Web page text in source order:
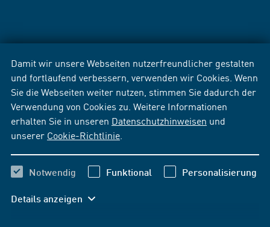
Damit wir unsere Webseiten nutzerfreundlicher gestalten
und fortlaufend verbessern, verwenden wir Cookies. Wenn
Sie die Webseiten weiter nutzen, stimmen Sie dadurch der
Verwendung von Cookies zu. Weitere Informationen
erhalten Sie in unseren Datenschutzhinweisen und
unserer Cookie-Richtlinie
Notwendig Funktional Personalisierung
Details anzeigen